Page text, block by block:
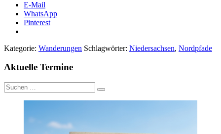
E-Mail
WhatsApp
Pinterest
Kategorie: Wanderungen Schlagwörter: Niedersachsen, Nordpfade
Aktuelle Termine
Suche
nach: